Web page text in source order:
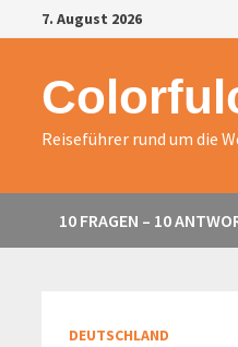
Zurück
zum
7. August 2026
Reiseführer rund um die
10 FRAGEN – 10
DEUTSCHLAND